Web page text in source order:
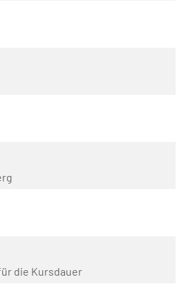
die Kursdauer